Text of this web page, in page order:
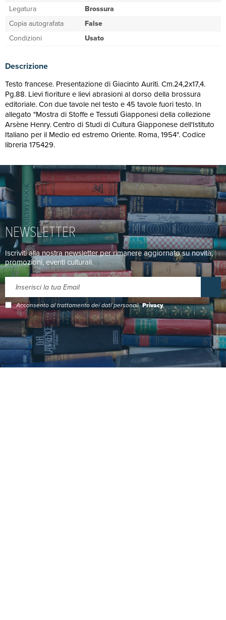
Legatura
Brossura
Copia autografata
False
Condizioni
Usato
Descrizione
Testo francese. Presentazione di Giacinto Auriti. Cm.24,2x17,4.
Pg.88. Lievi fioriture e lievi abrasioni al dorso della brossura
editoriale. Con due tavole nel testo e 45 tavole fuori testo. In
allegato "Mostra di Stoffe e Tessuti Giapponesi della collezione
Arsène Henry. Centro di Studi di Cultura Giapponese dell'Istituto
Italiano per il Medio ed estremo Oriente. Roma, 1954". Codice
libreria 175429.
NEWSLETTER
Iscriviti alla nostra newsletter per rimanere aggiornato su novità,
promozioni, eventi culturali.
Acconsento al trattamento dei dati personali.Privacy